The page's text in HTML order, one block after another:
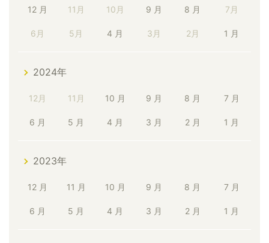
12 月 11月 10月 9 月 8 月 7月
6月 5月 4 月 3月 2月 1 月
2024年
12月 11月 10 月 9 月 8 月 7 月
6 月 5 月 4 月 3 月 2 月 1 月
2023年
12 月 11 月 10 月 9 月 8 月 7 月
6 月 5 月 4 月 3 月 2 月 1 月